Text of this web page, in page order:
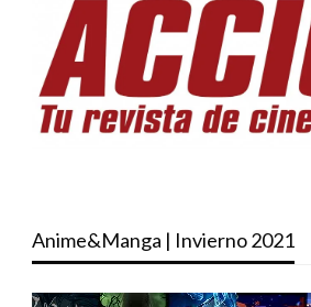
Anime&Manga | Invierno 2021